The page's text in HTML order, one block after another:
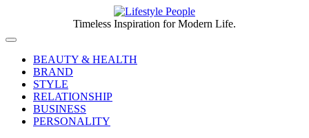
content
People
Timeless Inspiration for Modern Life.
Off
CanvasBEAUTY & HEALTH
BRAND
STYLE
RELATIONSHIP
BUSINESS
PERSONALITY